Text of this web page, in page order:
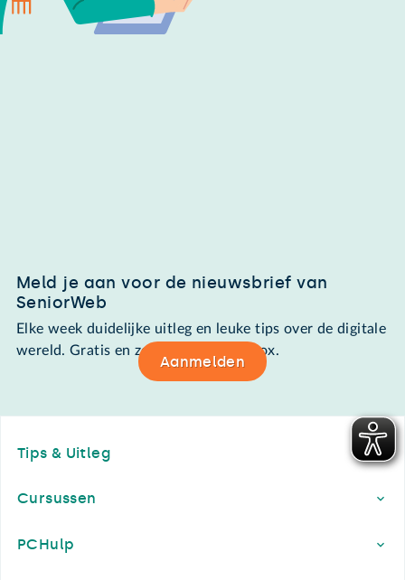
Meld je aan voor de nieuwsbrief van
SeniorWeb
Elke week duidelijke uitleg en leuke tips over de digitale
wereld. Gratis en zomaar in de mailbox.
Aanmelden
Tips & Uitleg
Cursussen
PCHulp